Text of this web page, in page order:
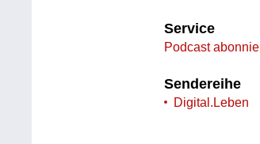
Service
Podcast
Sendereihe
Digital.Leben